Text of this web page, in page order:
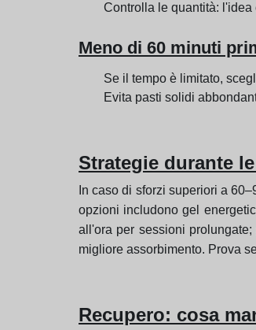
Controlla le quantità: l'idea
Meno di 60 minuti
Se il tempo è limitato,
Evita pasti solidi
Strategie durante
In caso di sforzi superiori a
opzioni includono gel
all'ora per sessioni
migliore assorbimento. Prova
Recupero: cosa